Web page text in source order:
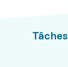
Tâches